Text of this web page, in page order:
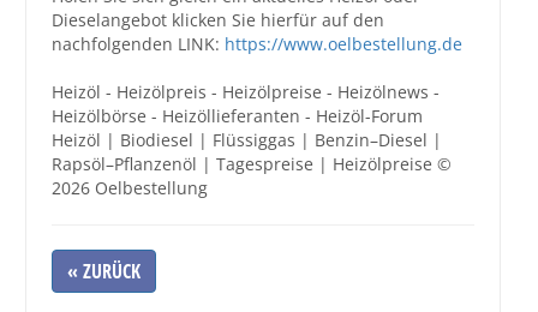
Dieselangebot klicken Sie hierfür auf den
nachfolgenden LINK: https://www.oelbestellung.de
Heizöl - Heizölpreis - Heizölpreise - Heizölnews -
Heizölbörse - Heizöllieferanten - Heizöl-Forum
Heizöl | Biodiesel | Flüssiggas | Benzin–Diesel |
Rapsöl–Pflanzenöl | Tagespreise | Heizölpreise ©
2026 Oelbestellung
« ZURÜCK